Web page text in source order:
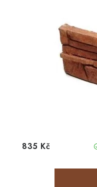
835 Kč